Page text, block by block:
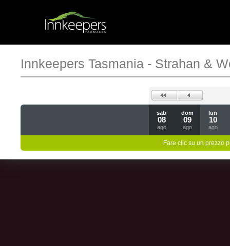
Innkeepers Tasmania - Strahan &
sab
08
ago
dom
09
ago
lun
10
ago
Fare clic su un prezzo